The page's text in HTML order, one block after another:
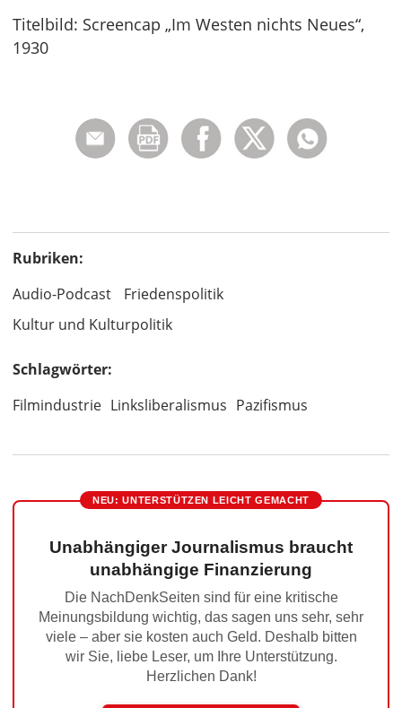
Titelbild: Screencap „Im Westen nichts Neues“,
1930
Rubriken:
Audio-Podcast
Friedenspolitik
Kultur und Kulturpolitik
Schlagwörter:
Filmindustrie Linksliberalismus Pazifismus
NEU: UNTERSTÜTZEN LEICHT GEMACHT
Unabhängiger Journalismus braucht
unabhängige Finanzierung
Die NachDenkSeiten sind für eine kritische
Meinungsbildung wichtig, das sagen uns sehr, sehr
viele – aber sie kosten auch Geld. Deshalb bitten
wir Sie, liebe Leser, um Ihre Unterstützung.
Herzlichen Dank!